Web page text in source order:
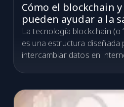
Cómo el blockchain
pueden ayudar a la
La tecnología blockchain (o
es una estructura diseñada
intercambiar datos en